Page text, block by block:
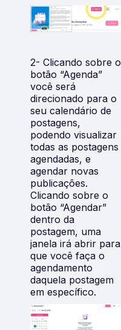
2- Clicando sobre o
botão “Agenda”
você será
direcionado para o
seu calendário de
postagens,
podendo visualizar
todas as postagens
agendadas, e
agendar novas
publicações.
Clicando sobre o
botão “Agendar”
dentro da
postagem, uma
janela irá abrir para
que você faça o
agendamento
daquela postagem
em específico.